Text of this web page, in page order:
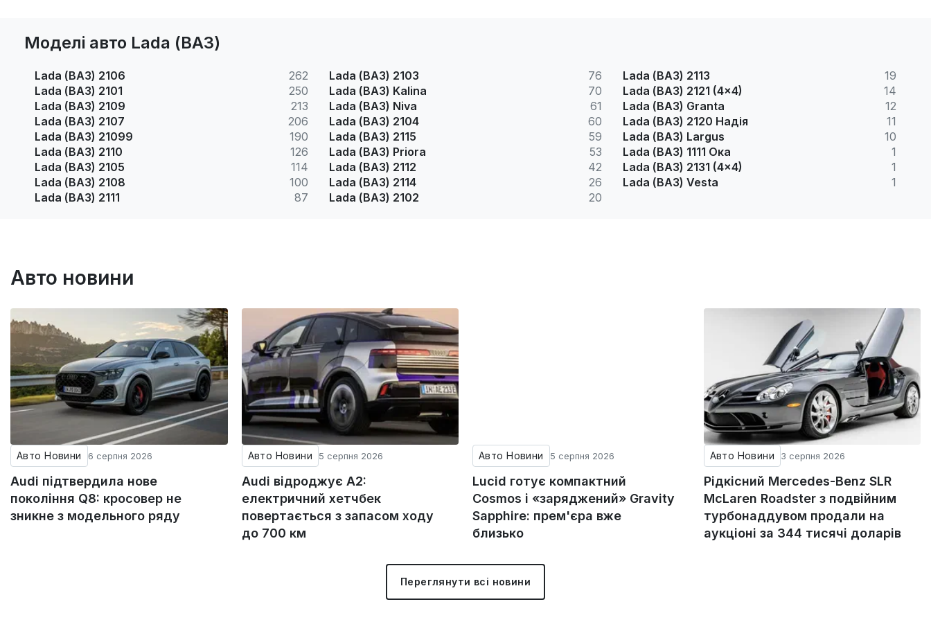
Моделі авто Lada (ВАЗ)
Lada (ВАЗ) 2106
262
Lada (ВАЗ) 2101
250
Lada (ВАЗ) 2109
213
Lada (ВАЗ) 2107
206
Lada (ВАЗ) 21099
190
Lada (ВАЗ) 2110
126
Lada (ВАЗ) 2105
114
Lada (ВАЗ) 2108
100
Lada (ВАЗ) 2111
87
Lada (ВАЗ) 2103
76
Lada (ВАЗ) Kalina
70
Lada (ВАЗ) Niva
61
Lada (ВАЗ) 2104
60
Lada (ВАЗ) 2115
59
Lada (ВАЗ) Priora
53
Lada (ВАЗ) 2112
42
Lada (ВАЗ) 2114
26
Lada (ВАЗ) 2102
20
Lada (ВАЗ) 2113
19
Lada (ВАЗ) 2121 (4x4)
14
Lada (ВАЗ) Granta
12
Lada (ВАЗ) 2120 Надія
11
Lada (ВАЗ) Largus
10
Lada (ВАЗ) 1111 Ока
1
Lada (ВАЗ) 2131 (4x4)
1
Lada (ВАЗ) Vesta
1
Авто новини
Авто Новини 6 серпня 2026
Audi підтвердила нове
покоління Q8: кросовер не
зникне з модельного ряду
Авто Новини 5 серпня 2026
Audi відроджує A2:
електричний хетчбек
повертається з запасом ходу
до 700 км
Авто Новини 5 серпня 2026
Lucid готує компактний
Cosmos і «заряджений» Gravity
Sapphire: прем'єра вже
близько
Авто Новини 3 серпня 2026
Рідкісний Mercedes-Benz SLR
McLaren Roadster з подвійним
турбонаддувом продали на
аукціоні за 344 тисячі доларів
Переглянути всі новини